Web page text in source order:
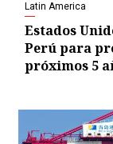
Latin America
Estados
Perú para
próximos 5